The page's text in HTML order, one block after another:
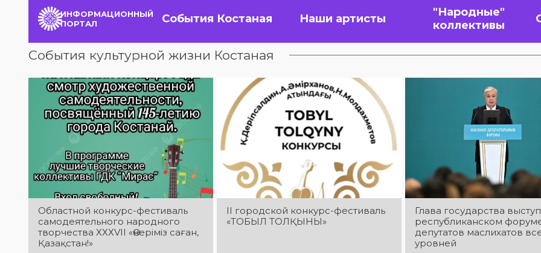
ИНФОРМАЦИОННЫЙ
ПОРТАЛ
События Костаная Наши артисты
"Народные"
коллективы
События культурной жизни Костаная
Областной конкурс-фестиваль
самодеятельного народного
творчества ХХХVІІ «Өнеріміз саған,
Қазақстан!»
II городской конкурс-фестиваль
«ТОБЫЛ ТОЛҚЫНЫ»
Глава государства
республиканском
депутатов маслихатов
уровней